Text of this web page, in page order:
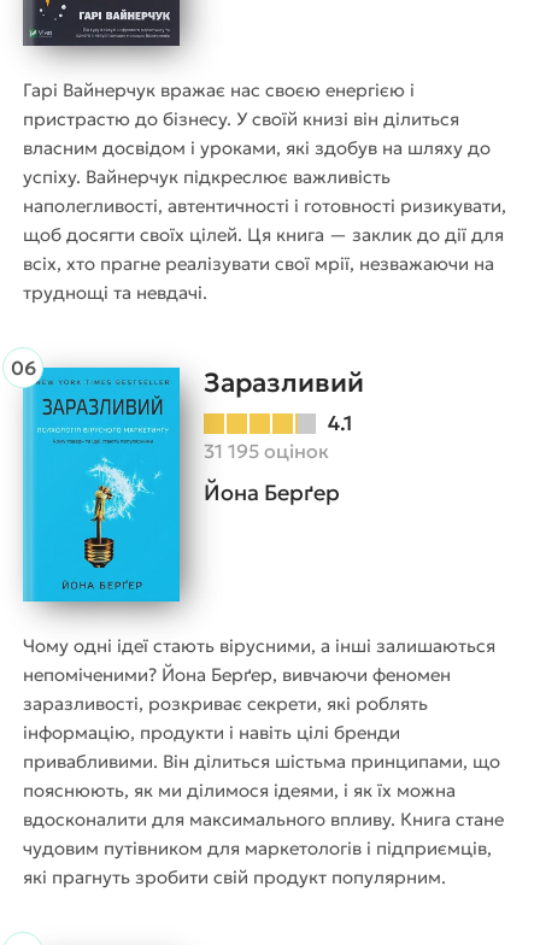
Гарі Вайнерчук вражає нас своєю енергією і
пристрастю до бізнесу. У своїй книзі він ділиться
власним досвідом і уроками, які здобув на шляху до
успіху. Вайнерчук підкреслює важливість
наполегливості, автентичності і готовності ризикувати,
щоб досягти своїх цілей. Ця книга — заклик до дії для
всіх, хто прагне реалізувати свої мрії, незважаючи на
труднощі та невдачі.
Заразливий
4.1
31 195 оцінок
Йона Берґер
Чому одні ідеї стають вірусними, а інші залишаються
непоміченими? Йона Берґер, вивчаючи феномен
заразливості, розкриває секрети, які роблять
інформацію, продукти і навіть цілі бренди
привабливими. Він ділиться шістьма принципами, що
пояснюють, як ми ділимося ідеями, і як їх можна
вдосконалити для максимального впливу. Книга стане
чудовим путівником для маркетологів і підприємців,
які прагнуть зробити свій продукт популярним.